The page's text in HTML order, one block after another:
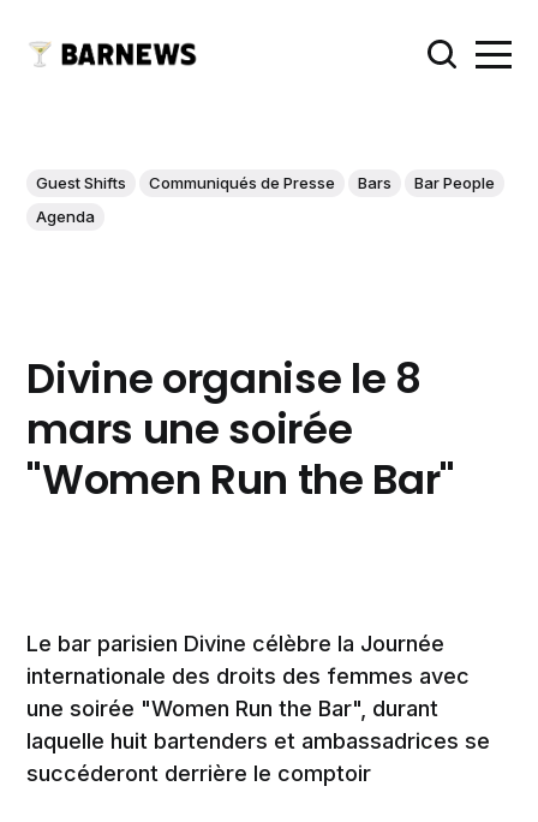
Guest Shifts Communiqués de Presse Bars
Bar People
Agenda
Divine organise le 8
mars une soirée
"Women Run the Bar"
Le bar parisien Divine célèbre la Journée
internationale des droits des femmes avec
une soirée "Women Run the Bar", durant
laquelle huit bartenders et ambassadrices se
succéderont derrière le comptoir